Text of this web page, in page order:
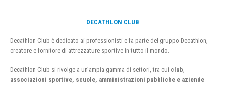
DECATHLON CLUB
Decathlon Club è dedicato ai professionisti e fa parte del gruppo Decathlon,
creatore e fornitore di attrezzature sportive in tutto il mondo.
Decathlon Club si rivolge a un’ampia gamma di settori, tra cui club
associazioni sportive, scuole, amministrazioni pubbliche e aziende